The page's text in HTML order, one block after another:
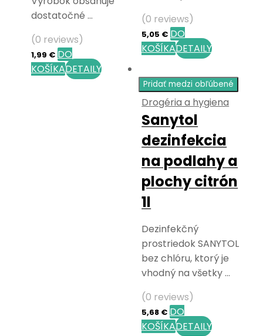
dostatočné …
(0 reviews)
1,99 € DO
KOŠÍKADETAILY
(0 reviews)
5,05 € DO
KOŠÍKADETAILY
Pridať medzi obľúbené
Drogéria a hygiena
Sanytol
dezinfekcia
na podlahy a
plochy citrón
1l
Dezinfekčný
prostriedok SANYTOL
bez chlóru, ktorý je
vhodný na všetky …
(0 reviews)
5,68 € DO
KOŠÍKADETAILY